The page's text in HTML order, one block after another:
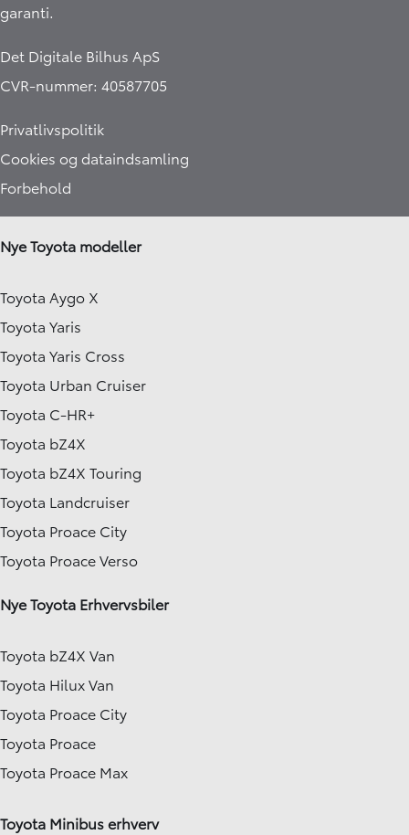
garanti.​
Det Digitale Bilhus ApS
CVR-nummer: 40587705
Privatlivspolitik
Cookies og dataindsamling
Forbehold
Nye Toyota modeller
Toyota Aygo X
Toyota Yaris
Toyota Yaris Cross
Toyota Urban Cruiser
Toyota C-HR+
Toyota bZ4X
Toyota bZ4X Touring
Toyota Landcruiser
Toyota Proace City
Toyota Proace Verso
Nye Toyota Erhvervsbiler
Toyota bZ4X Van
Toyota Hilux Van
Toyota Proace City
Toyota Proace
Toyota Proace Max
Toyota Minibus erhverv